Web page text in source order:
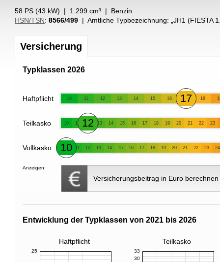
58 PS (43 kW) | 1.299 cm³ | Benzin
HSN/TSN: 8566/499 | Amtliche Typbezeichnung: „ JH1 (FIESTA
Versicherung
Typklassen 2026
Haftpflicht 10 11 12 13 14 15 16 17 18
Teilkasko 10 11 12 13 14 15 16 17 18 19 20 21 22 23
Vollkasko 10 11 12 13 14 15 16 17 18 19 20 21 22 23 24
Anzeigen:
Versicherungsbeitrag in Euro berechnen
Entwicklung der Typklassen von 2021 bis 2026
Haftpflicht Teilkasko
25
30
33